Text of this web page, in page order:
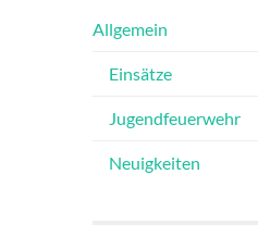
Allgemein
Einsätze
Jugendfeuerwehr
Neuigkeiten